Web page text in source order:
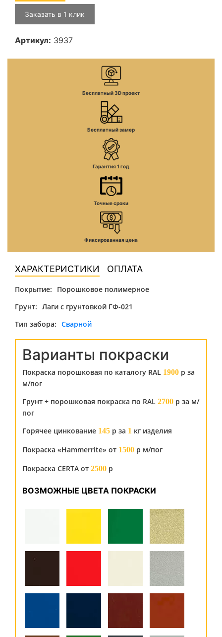
Заказать в 1 клик
Артикул: 3937
Бесплатный 3D проект
Бесплатный замер
Гарантия 1 год
Точные сроки
Фиксированная цена
ХАРАКТЕРИСТИКИ ОПЛАТА
Покрытие:
Порошковое полимерное
Грунт: Лаги с грунтовкой ГФ-021
Тип забора: Сварной
Варианты покраски
Покраска порошковая по каталогу RAL 1900 р за
м/пог
Грунт + порошковая покраска по RAL 2700 р за м/
пог
Горячее цинкование 145 р за 1 кг изделия
Покраска «Hammerrite» от 1500 р м/пог
Покраска CERTA от 2500 р
ВОЗМОЖНЫЕ ЦВЕТА ПОКРАСКИ